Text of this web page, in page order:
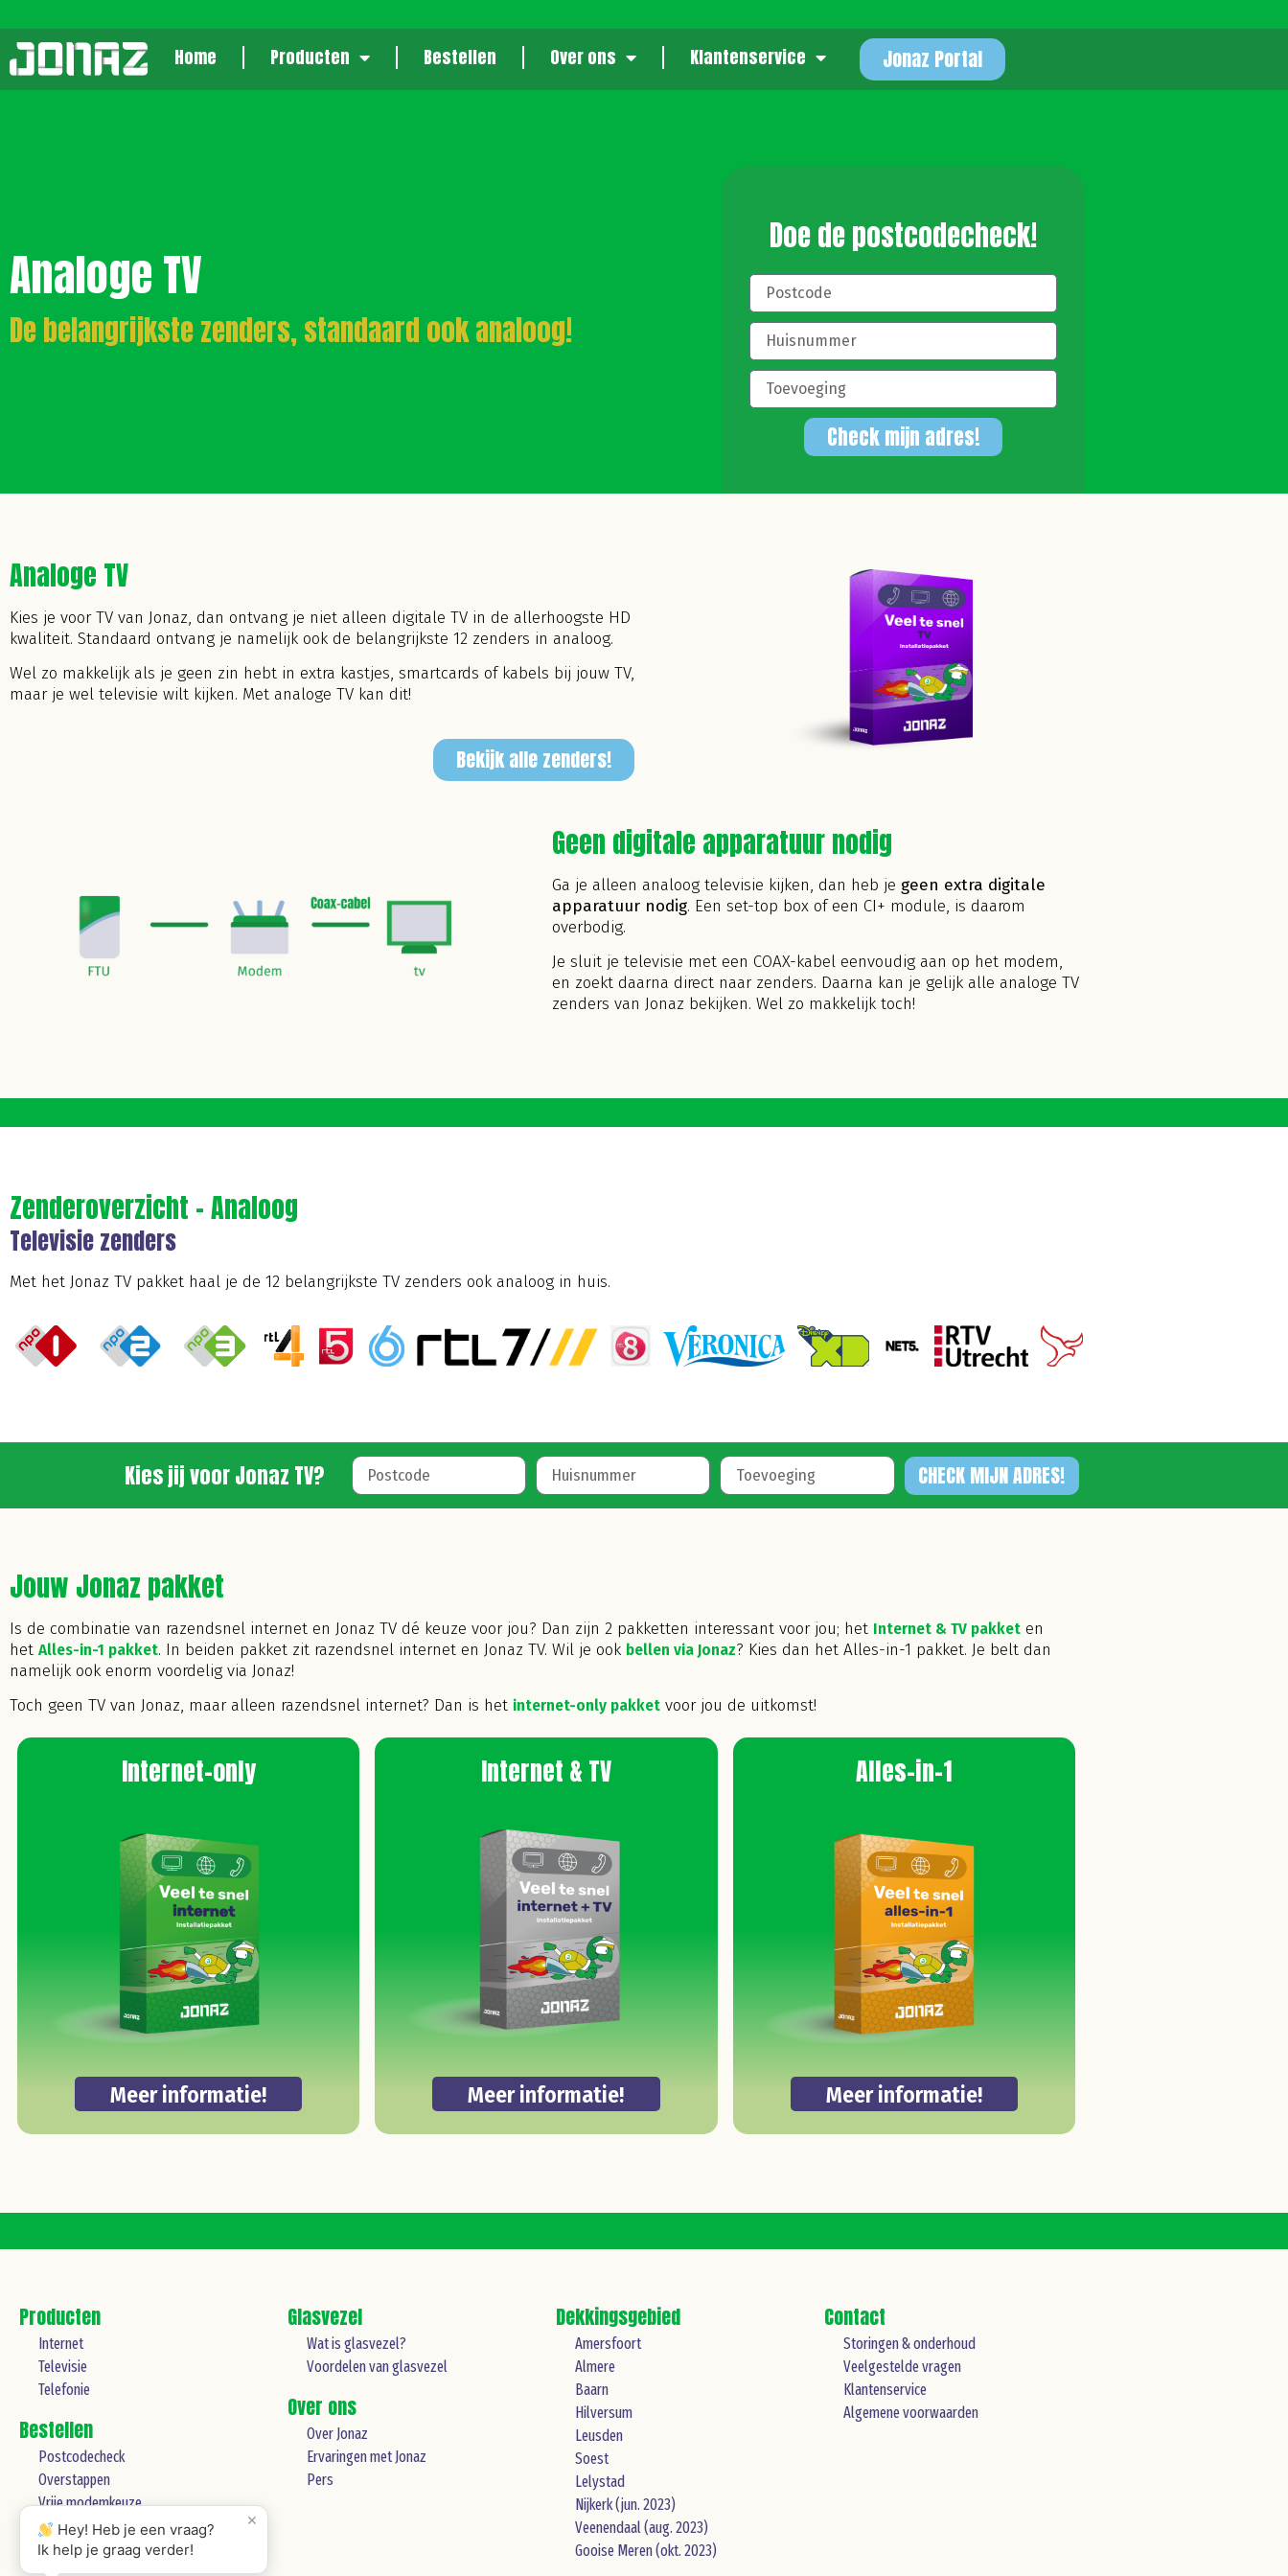
Home Producten Bestellen Over ons Klantenservice Jonaz Portal
Analoge TV
De belangrijkste zenders, standaard ook analoog!
Doe de postcodecheck!
Check mijn adres!
Analoge TV
Kies je voor TV van Jonaz, dan ontvang je niet alleen digitale TV in de allerhoogste HD
kwaliteit. Standaard ontvang je namelijk ook de belangrijkste 12 zenders in analoog.
Wel zo makkelijk als je geen zin hebt in extra kastjes, smartcards of kabels bij jouw TV,
maar je wel televisie wilt kijken. Met analoge TV kan dit!
Bekijk alle zenders!
Geen digitale apparatuur nodig
Ga je alleen analoog televisie kijken, dan heb je geen extra digitale
apparatuur nodig. Een set-top box of een CI+ module, is daarom
overbodig.
Je sluit je televisie met een COAX-kabel eenvoudig aan op het modem,
en zoekt daarna direct naar zenders. Daarna kan je gelijk alle analoge TV
zenders van Jonaz bekijken. Wel zo makkelijk toch!
Zenderoverzicht - Analoog
Televisie zenders
Met het Jonaz TV pakket haal je de 12 belangrijkste TV zenders ook analoog in huis.
Kies jij voor Jonaz TV? CHECK MIJN ADRES!
Jouw Jonaz pakket
Is de combinatie van razendsnel internet en Jonaz TV dé keuze voor jou? Dan zijn 2 pakketten interessant voor jou; het Internet & TV pakket en
het Alles-in-1 pakket. In beiden pakket zit razendsnel internet en Jonaz TV. Wil je ook bellen via Jonaz? Kies dan het Alles-in-1 pakket. Je belt dan
namelijk ook enorm voordelig via Jonaz!
Toch geen TV van Jonaz, maar alleen razendsnel internet? Dan is het internet-only pakket voor jou de uitkomst!
Internet-only
Meer informatie!
Internet & TV
Meer informatie!
Alles-in-1
Meer informatie!
Producten
Internet
Televisie
Telefonie
Bestellen
Postcodecheck
Overstappen
Vrije modemkeuze
Glasvezel
Wat is glasvezel?
Voordelen van glasvezel
Over ons
Over Jonaz
Ervaringen met Jonaz
Pers
Dekkingsgebied
Amersfoort
Almere
Baarn
Hilversum
Leusden
Soest
Lelystad
Nijkerk (jun. 2023)
Veenendaal (aug. 2023)
Gooise Meren (okt. 2023)
Contact
Storingen & onderhoud
Veelgestelde vragen
Klantenservice
Algemene voorwaarden
×
Hey! Heb je een vraag?
Ik help je graag verder!